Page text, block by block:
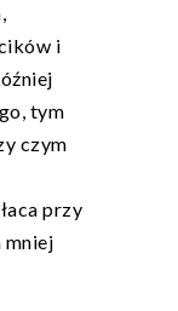
i
tym
czym
przy
mniej